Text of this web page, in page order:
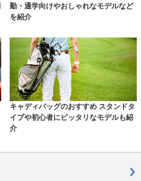
勤・通学向けやおしゃれなモデルなど
を紹介
キャディバッグのおすすめ スタンドタ
イプや初心者にピッタリなモデルも紹
介